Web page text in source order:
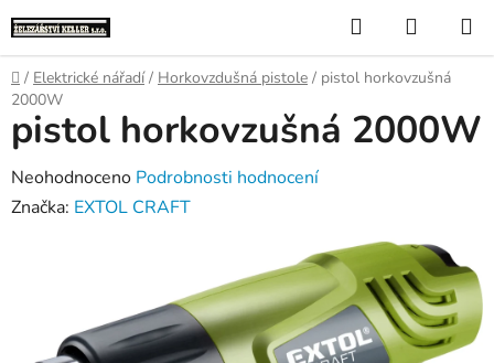
na
obsah
Hledat
KOŠÍK
Domů
/ Elektrické nářadí / Horkovzdušná pistole / pistol horkovzušná
2000W
pistol horkovzušná 2000W
Průměrné
hodnocení
Neohodnoceno Podrobnosti hodnocení
Značka: EXTOL CRAFT